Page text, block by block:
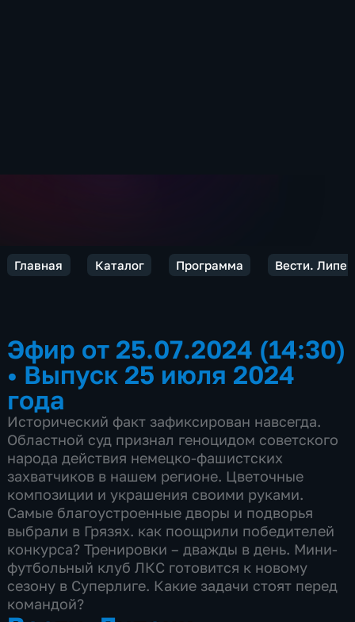
Главная Каталог Программа Вести.
Эфир от 25.07.2024 (14:30)
• Выпуск 25 июля 2024
года
Исторический факт зафиксирован навсегда.
Областной суд признал геноцидом советского
народа действия немецко-фашистских
захватчиков в нашем регионе. Цветочные
композиции и украшения своими руками.
Самые благоустроенные дворы и подворья
выбрали в Грязях. как поощрили победителей
конкурса? Тренировки – дважды в день. Мини-
футбольный клуб ЛКС готовится к новому
сезону в Суперлиге. Какие задачи стоят перед
командой?